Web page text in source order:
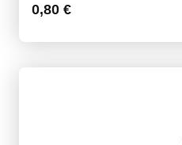
0,80 €